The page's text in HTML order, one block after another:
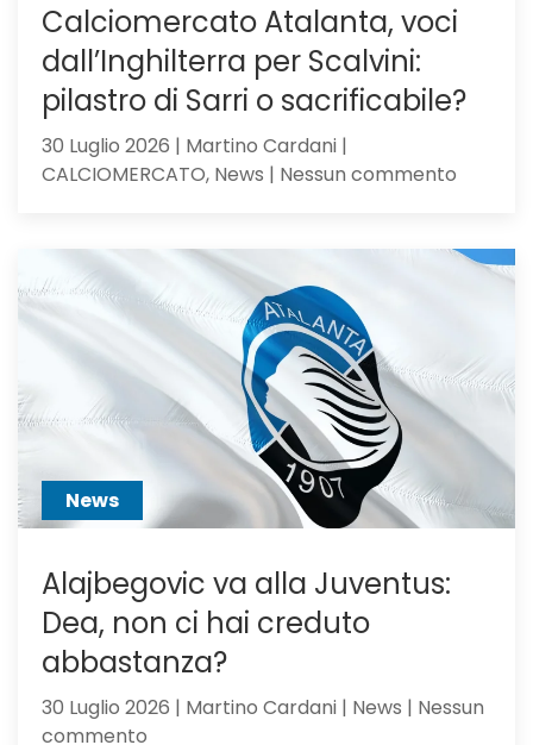
Calciomercato Atalanta, voci
dall’Inghilterra per Scalvini:
pilastro di Sarri o sacrificabile?
30 Luglio 2026 | Martino Cardani |
CALCIOMERCATO, News | Nessun commento
voci
pilastro
Sarri
News
Alajbegovic va alla Juventus:
Dea, non ci hai creduto
abbastanza?
30 Luglio 2026 | Martino Cardani | News | Nessun
commento